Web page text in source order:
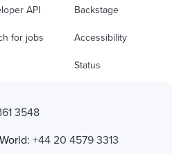
API
for jobs
Backstage
Accessibility
Status
3548
+44 20 4579 3313